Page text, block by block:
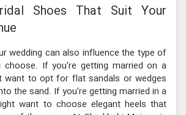
Shoes That Suit Your
wedding can also influence the type of
choose. If you're getting married on a
want to opt for flat sandals or wedges
the sand. If you're getting married in a
want to choose elegant heels that